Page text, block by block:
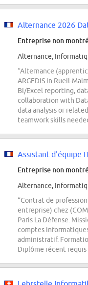
Entreprise non
Alternance,
“Alternance
ARGEDIS in Rueil-
BI/Excel reporting,
collaboration with
data analysis or
teamwork skills
Assistant d'équipe
Entreprise non
Alternance,
“Contrat de
entreprise) chez
Paris La Défense.
comptes
administratif.
Diplôme récent requis